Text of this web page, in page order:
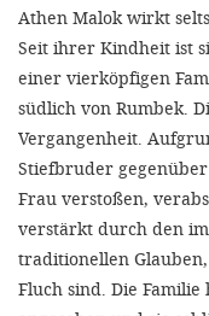
Athen Malok wirkt
Seit ihrer Kindheit ist
einer vierköpfigen
südlich von Rumbek.
Vergangenheit.
Stiefbruder
Frau verstoßen,
verstärkt durch den
traditionellen
Fluch sind. Die